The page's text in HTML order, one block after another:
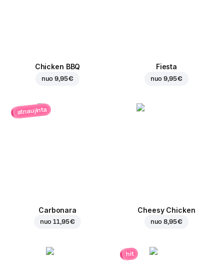
Chicken BBQ
nuo9,95 €
Fiesta
nuo9,95 €
atnaujinta
Carbonara
nuo11,95 €
Cheesy Chicken
nuo8,95 €
hit